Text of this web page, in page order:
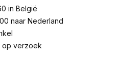
in België
naar Nederland
op verzoek